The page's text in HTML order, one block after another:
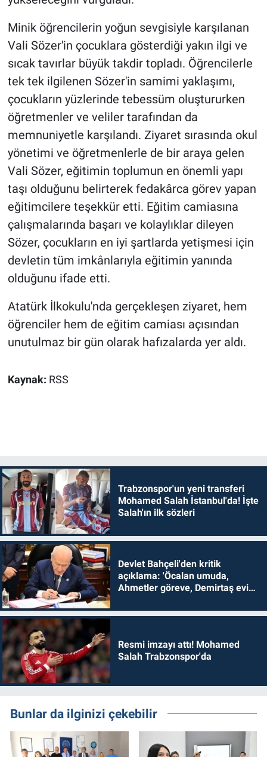
Minik öğrencilerin yoğun sevgisiyle karşılanan
Vali Sözer'in çocuklara gösterdiği yakın ilgi ve
sıcak tavırlar büyük takdir topladı. Öğrencilerle
tek tek ilgilenen Sözer'in samimi yaklaşımı,
çocukların yüzlerinde tebessüm oluştururken
öğretmenler ve veliler tarafından da
memnuniyetle karşılandı. Ziyaret sırasında okul
yönetimi ve öğretmenlerle de bir araya gelen
Vali Sözer, eğitimin toplumun en önemli yapı
taşı olduğunu belirterek fedakârca görev yapan
eğitimcilere teşekkür etti. Eğitim camiasına
çalışmalarında başarı ve kolaylıklar dileyen
Sözer, çocukların en iyi şartlarda yetişmesi için
devletin tüm imkânlarıyla eğitimin yanında
olduğunu ifade etti.
Atatürk İlkokulu'nda gerçekleşen ziyaret, hem
öğrenciler hem de eğitim camiası açısından
unutulmaz bir gün olarak hafızalarda yer aldı.
Kaynak: RSS
Trabzonspor'un yeni transferi
Mohamed Salah İstanbul'da! İşte
Salah'ın ilk sözleri
Devlet Bahçeli'den kritik
açıklama: 'Öcalan umuda,
Ahmetler göreve, Demirtaş evine
Resmi imzayı attı! Mohamed
Salah Trabzonspor'da
Bunlar da ilginizi çekebilir